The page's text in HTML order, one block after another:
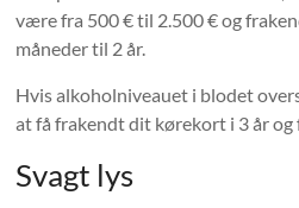
være fra 500 € til 2.500 € og
måneder til 2 år.
Hvis alkoholniveauet i blodet
at få frakendt dit kørekort i 3 år og
Svagt lys